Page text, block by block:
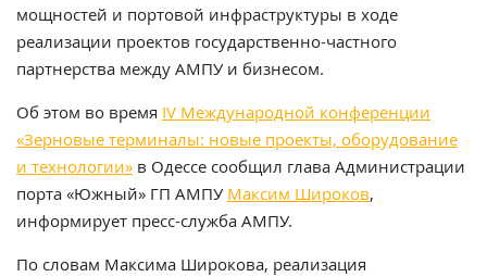
мощностей и портовой инфраструктуры в ходе
реализации проектов государственно-частного
партнерства между АМПУ и бизнесом.
Об этом во время IV Международной конференции
«Зерновые терминалы: новые проекты, оборудование
и технологии» в Одессе сообщил глава Администрации
порта «Южный» ГП АМПУ Максим Широков,
информирует пресс-служба АМПУ.
По словам Максима Широкова, реализация